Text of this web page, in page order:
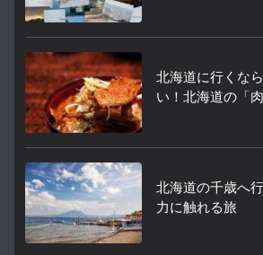
北海道に行くな
い！北海道の「
北海道の千歳へ
力に触れる旅